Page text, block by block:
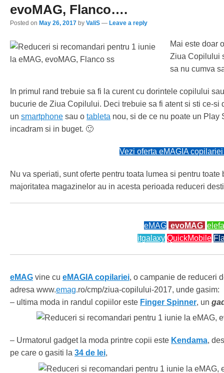
evoMAG, Flanco….
Posted on May 26, 2017 by ValiS — Leave a reply
Mai este doar
Ziua Copilului
sa nu cumva
In primul rand trebuie sa fi la curent cu dorintele copilului
bucurie de Ziua Copilului. Deci trebuie sa fi atent si sti ce-si
un smartphone sau o tableta nou, si de ce nu poate un Play
incadram si in buget. 🙂
Vezi oferta eMAGIA
Nu va speriati, sunt oferte pentru toata lumea si pentru
majoritatea magazinelor au in acesta perioada reduceri
eMAG evoMAG
itgalaxy QuickMobile
eMAG vine cu eMAGIA copilariei, o campanie de reduceri
adresa www.emag.ro/cmp/ziua-copilului-2017, unde gasim:
– ultima moda in randul copiilor este Finger Spinner, un
– Urmatorul gadget la moda printre copii este Kendama,
pe care o gasiti la 34 de lei,